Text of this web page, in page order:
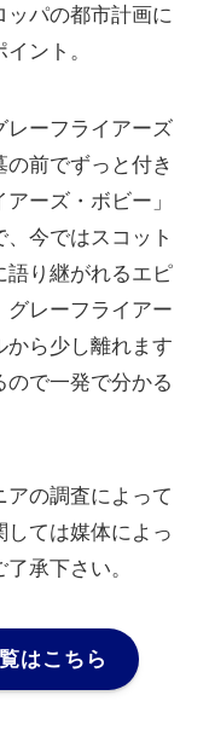
ッパの都市計画に
ント。
レーフライアーズ
前でずっと付き
ーズ・ボビー」
今ではスコット
語り継がれるエピ
グレーフライアー
から少し離れます
で一発で分かる
の調査によって
ては媒体によっ
承下さい。
はこちら